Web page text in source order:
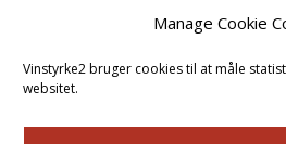
Manage Cookie
Vinstyrke2 bruger cookies til at måle
websitet.
Hvidvin: Smørfedme og tropisk
Rosévin: Blød, rund og sødladen